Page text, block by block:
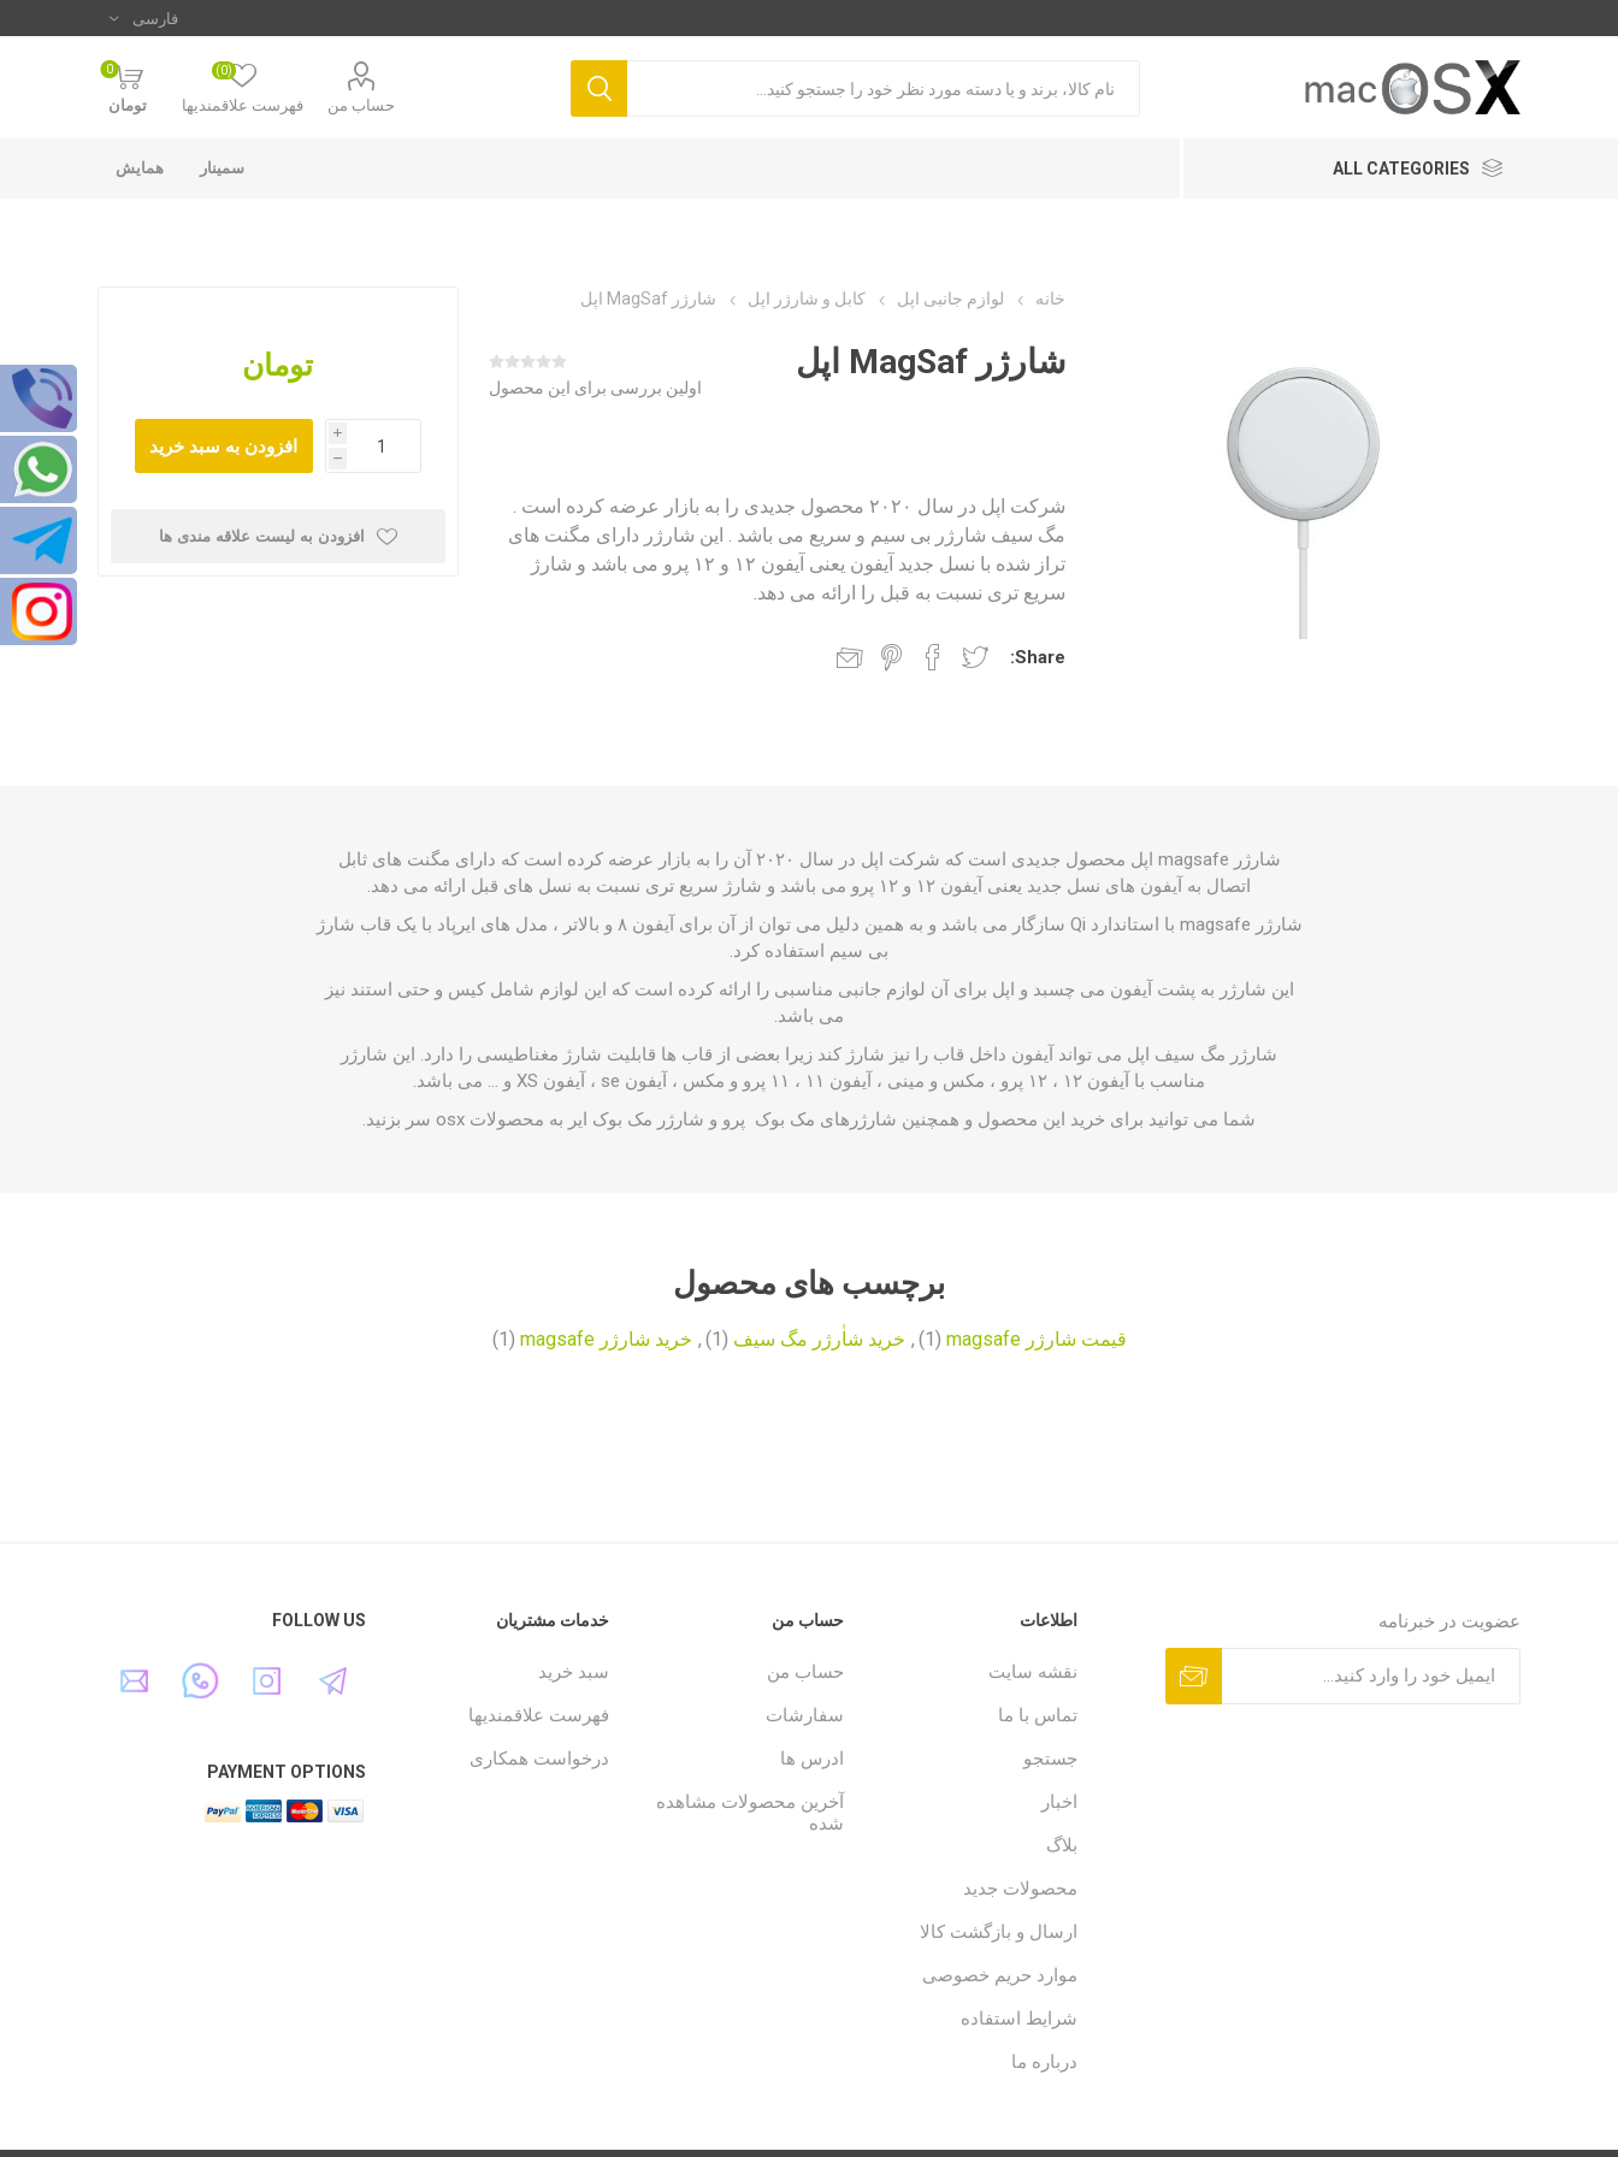
حساب من فهرست علاقمندیها
(0)
0
تومان
ALL CATEGORIES سمینار همایش
خانه لوازم جانبی اپل کابل و شارژر اپل شارژر MagSaf اپل
شارژر MagSaf اپل
اولین بررسی برای این محصول
شرکت اپل در سال ۲۰۲۰ محصول جدیدی را به بازار عرضه کرده است .
مگ سیف شارژر بی سیم و سریع می باشد . این شارژر دارای مگنت های
تراز شده با نسل جدید آیفون یعنی آیفون ۱۲ و ۱۲ پرو می باشد و شارژ
سریع تری نسبت به قبل را ارائه می دهد.
Share:
تومان
i
h
افزودن به لیست علاقه مندی ها
شارژر magsafe اپل
محصول جدیدی است که شرکت اپل در سال ۲۰۲۰ آن را به بازار عرضه کرده است که دارای مگنت های ثابل
اتصال به آیفون های نسل جدید یعنی آیفون ۱۲ و ۱۲ پرو می باشد و شارژ سریع تری نسبت به نسل های قبل ارائه می دهد.
شارژر
magsafe با استاندارد Qi سازگار می باشد و به همین دلیل می توان از آن برای آیفون ۸ و بالاتر ، مدل های ایرپاد با یک قاب شارژ
بی سیم استفاده کرد.
این شارژر به پشت آیفون می چسبد و اپل برای آن لوازم جانبی مناسبی را ارائه کرده است که این لوازم شامل کیس و حتی استند نیز
می باشد.
شارژر مگ سیف اپل می تواند آیفون داخل قاب را نیز شارژ کند زیرا بعضی از قاب ها قابلیت شارژ مغناطیسی را دارد. این شارژر
مناسب با آیفون ۱۲ ، ۱۲ پرو ، مکس و مینی ، آیفون ۱۱ ، ۱۱ پرو و مکس ، آیفون se ، آیفون XS و ... می باشد.
شما می توانید برای خرید این محصول و همچنین شارژرهای مک بوک پرو و شارژر مک بوک ایر به محصولات osx سر بزنید.
برچسب های محصول
قیمت شارژر magsafe (1)
, خرید شاٰرژر مگ سیف (1)
, خرید شارژر magsafe (1)
عضویت در خبرنامه اطلاعات
نقشه سایت
تماس با ما
جستجو
اخبار
بلاگ
محصولات جدید
ارسال و بازگشت کالا
موارد حریم خصوصی
شرایط استفاده
درباره ما
حساب من
حساب من
سفارشات
ادرس ها
آخرین محصولات مشاهده
شده
خدمات مشتریان
سبد خرید
فهرست علاقمندیها
درخواست همکاری
FOLLOW US
PAYMENT OPTIONS